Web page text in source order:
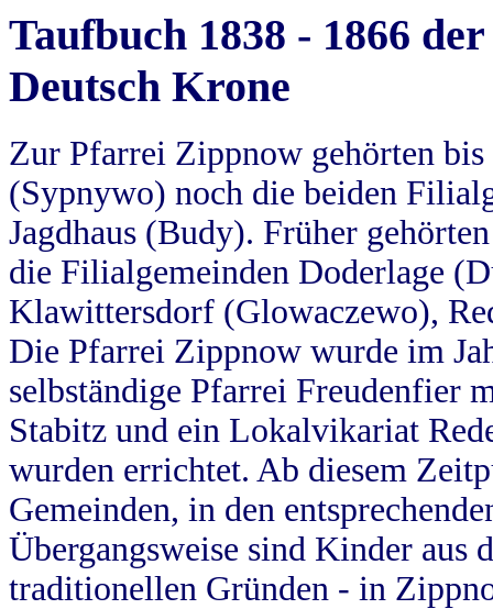
Taufbuch 1838 - 1866
Deutsch Krone
Zur Pfarrei Zippnow gehörten
(Sypnywo) noch die beiden
Jagdhaus (Budy). Früher
die Filialgemeinden Doderlage
Klawittersdorf (Glowaczewo),
Die Pfarrei Zippnow wurde im
selbständige Pfarrei Freudenfier
Stabitz und ein Lokalvikariat
wurden errichtet. Ab diesem
Gemeinden, in den
Übergangsweise sind Kinder aus
traditionellen Gründen - in